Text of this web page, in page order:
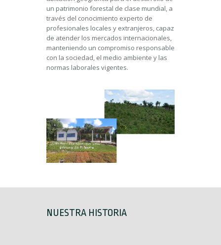
un patrimonio forestal de clase mundial, a
través del conocimiento experto de
profesionales locales y extranjeros, capaz
de atender los mercados internacionales,
manteniendo un compromiso responsable
con la sociedad, el medio ambiente y las
normas laborales vigentes.
NUESTRA HISTORIA